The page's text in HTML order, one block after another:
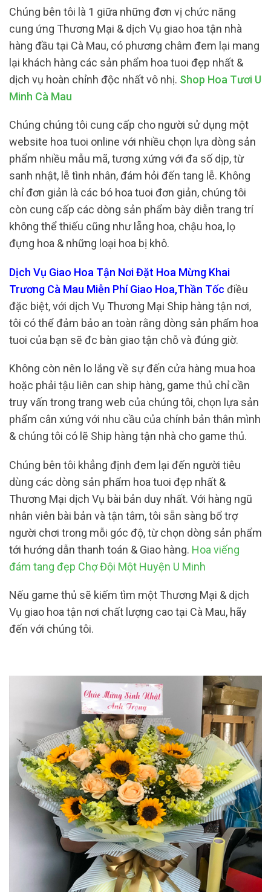
Chúng bên tôi là 1 giữa những đơn vị chức năng
cung ứng Thương Mại & dịch Vụ giao hoa tận nhà
hàng đầu tại Cà Mau, có phương châm đem lại mang
lại khách hàng các sản phẩm hoa tuoi đẹp nhất &
dịch vụ hoàn chỉnh độc nhất vô nhị. Shop Hoa Tươi U
Minh Cà Mau
Chúng chúng tôi cung cấp cho người sử dụng một
website hoa tuoi online với nhiều chọn lựa dòng sản
phẩm nhiều mẫu mã, tương xứng với đa số dịp, từ
sanh nhật, lễ tình nhân, đám hỏi đến tang lễ. Không
chỉ đơn giản là các bó hoa tuoi đơn giản, chúng tôi
còn cung cấp các dòng sản phẩm bày diễn trang trí
không thể thiếu cũng như lẵng hoa, chậu hoa, lọ
đựng hoa & những loại hoa bị khô.
Dịch Vụ Giao Hoa Tận Nơi Đặt Hoa Mừng Khai
Trương Cà Mau Miễn Phí Giao Hoa,Thần Tốc điều
đặc biệt, với dịch Vụ Thương Mại Ship hàng tận nơi,
tôi có thể đảm bảo an toàn rằng dòng sản phẩm hoa
tuoi của bạn sẽ đc bàn giao tận chỗ và đúng giờ.
Không còn nên lo lắng về sự đến cửa hàng mua hoa
hoặc phải tậu liên can ship hàng, game thủ chỉ cần
truy vấn trong trang web của chúng tôi, chọn lựa sản
phẩm cân xứng với nhu cầu của chính bản thân mình
& chúng tôi có lẽ Ship hàng tận nhà cho game thủ.
Chúng bên tôi khẳng định đem lại đến người tiêu
dùng các dòng sản phẩm hoa tuoi đẹp nhất &
Thương Mại dịch Vụ bài bản duy nhất. Với hàng ngũ
nhân viên bài bản và tận tâm, tôi sẵn sàng bổ trợ
người chơi trong mỗi góc độ, từ chọn dòng sản phẩm
tới hướng dẫn thanh toán & Giao hàng. Hoa viếng
đám tang đẹp Chợ Đội Một Huyện U Minh
Nếu game thủ sẽ kiếm tìm một Thương Mại & dịch
Vụ giao hoa tận nơi chất lượng cao tại Cà Mau, hãy
đến với chúng tôi.